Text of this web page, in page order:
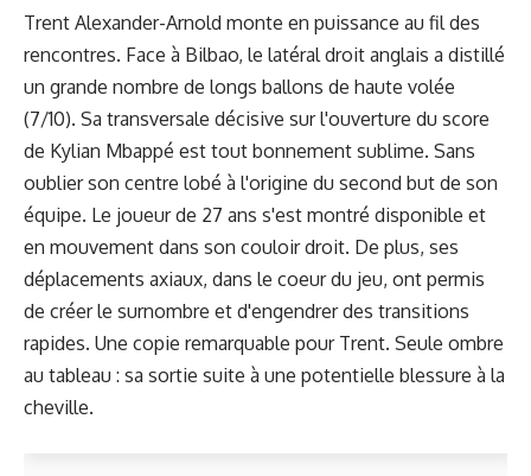
Trent Alexander-Arnold monte en puissance au fil des
rencontres. Face à Bilbao, le latéral droit anglais a distillé
un grande nombre de longs ballons de haute volée
(7/10). Sa transversale décisive sur l'ouverture du score
de Kylian Mbappé est tout bonnement sublime. Sans
oublier son centre lobé à l'origine du second but de son
équipe. Le joueur de 27 ans s'est montré disponible et
en mouvement dans son couloir droit. De plus, ses
déplacements axiaux, dans le coeur du jeu, ont permis
de créer le surnombre et d'engendrer des transitions
rapides. Une copie remarquable pour Trent. Seule ombre
au tableau : sa sortie suite à une potentielle blessure à la
cheville.